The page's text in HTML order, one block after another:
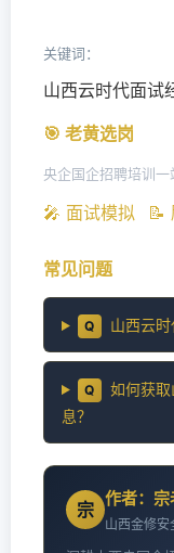
关键词：
山西云时代面试
🎯 老黄选岗
央企国企招聘培训一
🎤 面试模拟 📝
常见问题
Q 山西云
Q
如何获
息？
宗
作者：宗
山西金修安